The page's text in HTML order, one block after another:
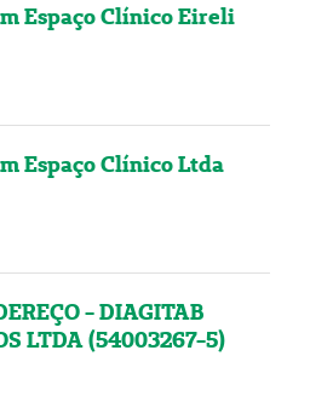
Espaço Clínico Eireli
Espaço Clínico Ltda
- DIAGITAB
LTDA (54003267-5)